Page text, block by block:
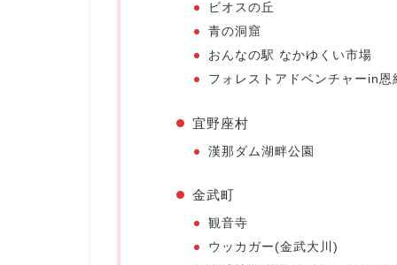
ビオスの丘
青の洞窟
おんなの駅 なかゆくい市場
フォレストアドベンチャーin恩
宜野座村
漢那ダム湖畔公園
金武町
観音寺
ウッカガー(金武大川)